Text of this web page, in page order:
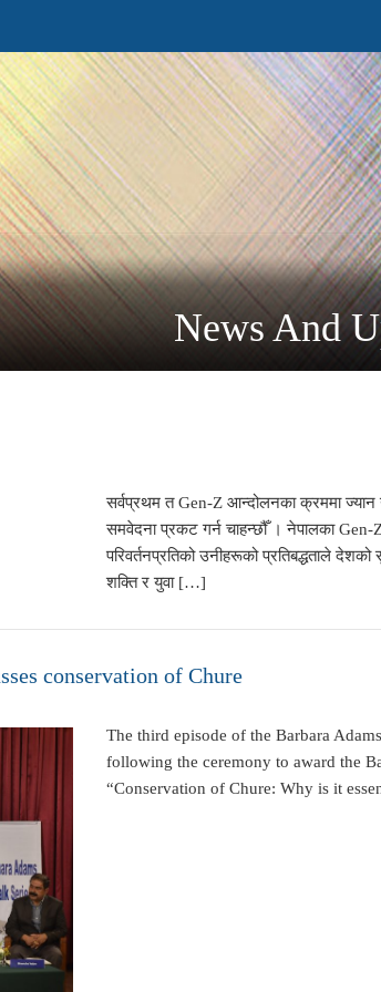
News And
सर्वप्रथम त Gen-Z आन्दोलनका क्रममा ज्यान
समवेदना प्रकट गर्न चाहन्छौँ । नेपालका Gen-
परिवर्तनप्रतिको उनीहरूको प्रतिबद्धताले
शक्ति र युवा […]
conservation of Chure
The third episode of the Barbara
following the ceremony to award the
“Conservation of Chure: Why is it